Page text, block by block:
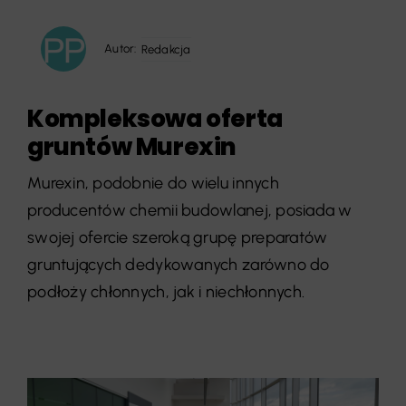
Autor: Redakcja
Kompleksowa oferta
gruntów Murexin
Murexin, podobnie do wielu innych
producentów chemii budowlanej, posiada w
swojej ofercie szeroką grupę preparatów
gruntujących dedykowanych zarówno do
podłoży chłonnych, jak i niechłonnych.